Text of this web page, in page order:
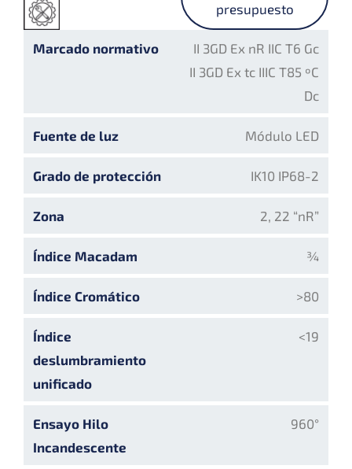
presupuesto
Marcado normativo
II 3GD Ex nR IIC T6 Gc
II 3GD Ex tc IIIC T85 ºC
Dc
Fuente de luz Módulo LED
Grado de protección IK10 IP68-2
Zona 2, 22 “nR”
Índice Macadam ¾
Índice Cromático >80
Índice
deslumbramiento
unificado
<19
Ensayo Hilo
Incandescente
960°